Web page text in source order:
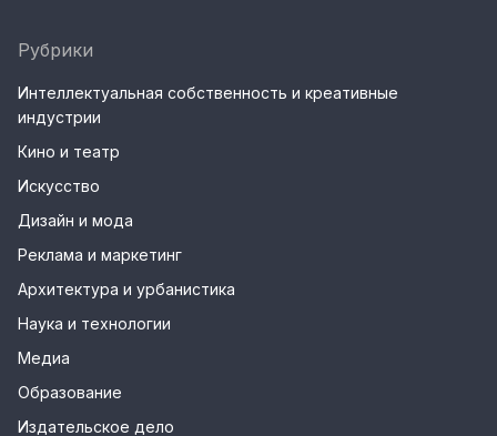
Рубрики
Интеллектуальная собственность и креативные
индустрии
Кино и театр
Искусство
Дизайн и мода
Реклама и маркетинг
Архитектура и урбанистика
Наука и технологии
Медиа
Образование
Издательское дело